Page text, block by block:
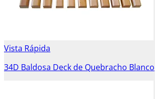
Vista Rápida
34D Baldosa Deck de Quebracho Blanco